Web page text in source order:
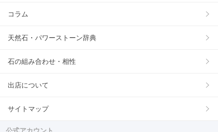
コラム
天然石・パワーストーン辞典
石の組み合わせ・相性
出店について
サイトマップ